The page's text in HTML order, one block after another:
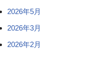
2026年5月
2026年3月
2026年2月